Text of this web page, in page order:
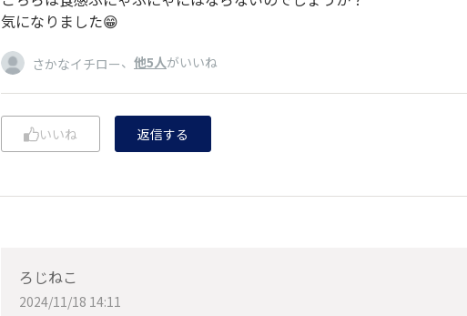
気になりました😁
さかなイチロー、 他5人がいいね
いいね 返信する
ろじねこ
2024/11/18 14:11